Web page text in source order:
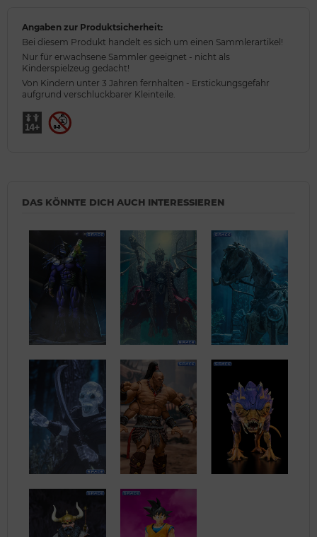
Angaben zur Produktsicherheit:
Bei diesem Produkt handelt es sich um einen Sammlerartikel!
Nur für erwachsene Sammler geeignet - nicht als
Kinderspielzeug gedacht!
Von Kindern unter 3 Jahren fernhalten - Erstickungsgefahr
aufgrund verschluckbarer Kleinteile.
DAS KÖNNTE DICH AUCH INTERESSIEREN